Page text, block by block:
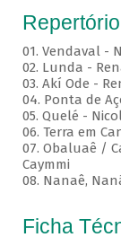
Repertório
01. Vendaval -
02. Lunda -
03. Akí Ode -
04. Ponta de
05. Quelé -
06. Terra em
07. Obaluaê /
Caymmi
08. Nanaê,
Ficha